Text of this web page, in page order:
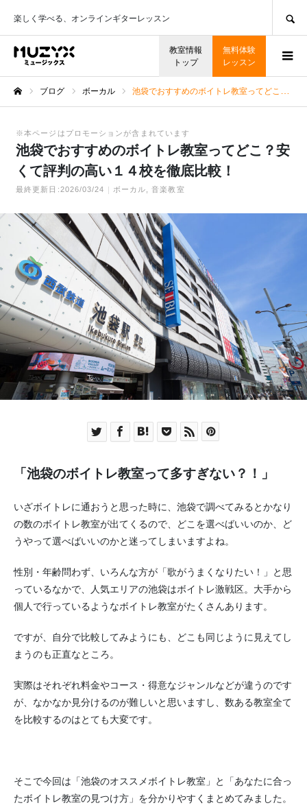
楽しく学べる、オンラインギターレッスン
教室情報
トップ
無料体験
レッスン
ブログ ボーカル 池袋でおすすめのボイトレ教室ってどこ？安くて評判の高い１４校を徹底比較！
※本ページはプロモーションが含まれています
池袋でおすすめのボイトレ教室ってどこ？安
くて評判の高い１４校を徹底比較！
最終更新日:2026/03/24 ボーカル 音楽教室
「池袋のボイトレ教室って多すぎない？！」
いざボイトレに通おうと思った時に、池袋で調べてみるとかなり
の数のボイトレ教室が出てくるので、どこを選べばいいのか、ど
うやって選べばいいのかと迷ってしまいますよね。
性別・年齢問わず、いろんな方が「歌がうまくなりたい！」と思
っているなかで、人気エリアの池袋はボイトレ激戦区。大手から
個人で行っているようなボイトレ教室がたくさんあります。
ですが、自分で比較してみようにも、どこも同じように見えてし
まうのも正直なところ。
実際はそれぞれ料金やコース・得意なジャンルなどが違うのです
が、なかなか見分けるのが難しいと思いますし、数ある教室全て
を比較するのはとても大変です。
そこで今回は「池袋のオススメボイトレ教室」と「あなたに合っ
たボイトレ教室の見つけ方」を分かりやすくまとめてみました。